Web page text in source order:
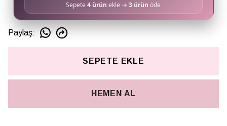
Sepete4 ürün ekle →3 ürün öde
Paylaş:
SEPETE EKLE
HEMEN AL